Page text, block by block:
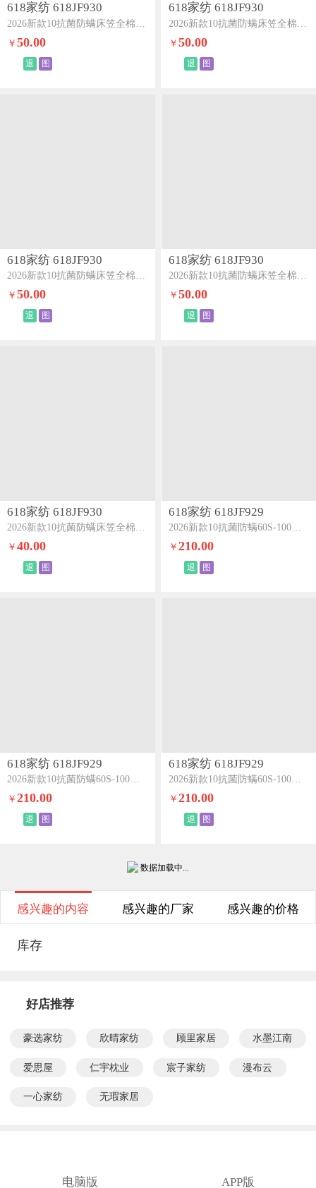
618家纺 618JF930
2026新款10抗菌防螨床笠全棉100Spro单床笠灰蓝
￥50.00
退 图
618家纺 618JF930
2026新款10抗菌防螨床笠全棉100Spro单床笠梦幻粉
￥ 50.00
退 图
618家纺 618JF930
2026新款10抗菌防螨床笠全棉100Spro单床笠雪咖
￥50.00
退 图
618家纺 618JF930
2026新款10抗菌防螨床笠全棉100Spro单床笠火山灰
￥ 50.00
退 图
618家纺 618JF930
2026新款10抗菌防螨床笠全棉100Spro单床笠元气白桃
￥40.00
退 图
618家纺 618JF929
2026新款10抗菌防螨60S-100支LF兰精绣花四件套-花絮系列花絮-杏桃粉
￥ 210.00
退 图
618家纺 618JF929
2026新款10抗菌防螨60S-100支LF兰精绣花四件套-花絮系列花絮-海盐蓝
￥210.00
退 图
618家纺 618JF929
2026新款10抗菌防螨60S-100支LF兰精绣花四件套-花絮系列花絮-香芋紫
￥ 210.00
退 图
数据加载中...
感兴趣的内容 感兴趣的厂家 感兴趣的价格
库存
好店推荐
豪选家纺 欣晴家纺 顾里家居 水墨江南
爱思屋 仁宇枕业 宸子家纺 漫布云
一心家纺 无瑕家居
电脑版 APP版